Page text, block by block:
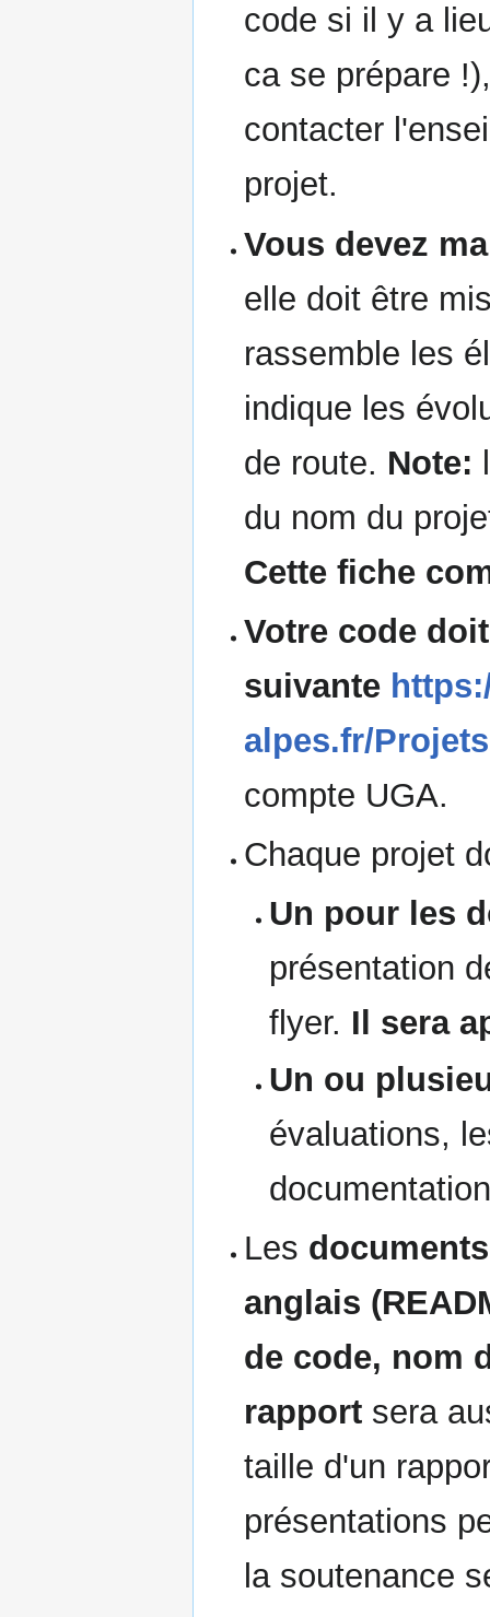
code si il y a
ca se prépare
contacter
projet.
Vous devez
elle doit être
rassemble les
indique les
de route. Note:
du nom du
Cette fiche
Votre code
suivante
alpes.fr/
compte UGA.
Chaque projet
Un pour les
présentation
flyer. Il sera
Un ou
évaluations,
Les
anglais
de code, nom
rapport sera
taille d'un
présentations
la soutenance